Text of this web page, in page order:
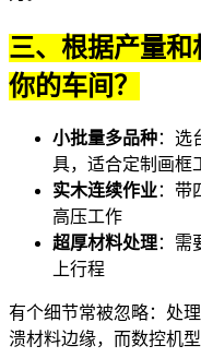
三、根据产量
你的车间？
小批量多品种：选
具，适合定制画框
实木连续作业：带
高压工作
超厚材料处理：需
上行程
有个细节常被忽略：处
溃材料边缘，而数控机